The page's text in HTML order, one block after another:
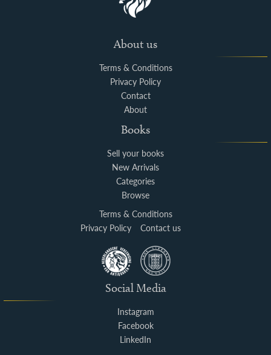
About us
Terms & Conditions
Privacy Policy
Contact
About
Books
Sell your books
New Arrivals
Categories
Browse
Terms & Conditions
Privacy Policy
Contact us
Social Media
Instagram
Facebook
LinkedIn